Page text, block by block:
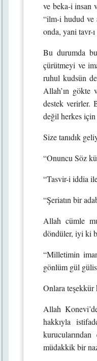
ve beka-i insan
“ilm-i hudud ve
onda, yani tavr-
Bu durumda
çürütmeyi ve
ruhul kudsün
Allah’ın gökte
destek verirler.
değil herkes
Size tanıdık
“Onuncu Söz
“Tasvir-i iddia
“Şeriatın bir
Allah cümle
döndüler, iyi ki
“Milletimin
gönlüm gül
Onlara teşekkür
Allah
hakkıyla
müdakkik bir